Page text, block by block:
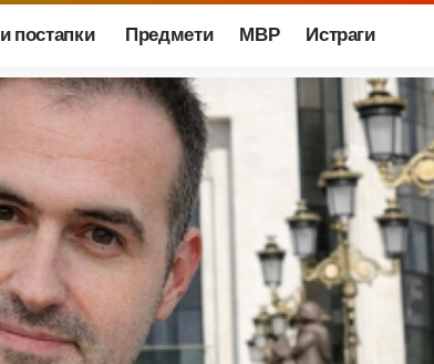
постапки Предмети МВР Истраги